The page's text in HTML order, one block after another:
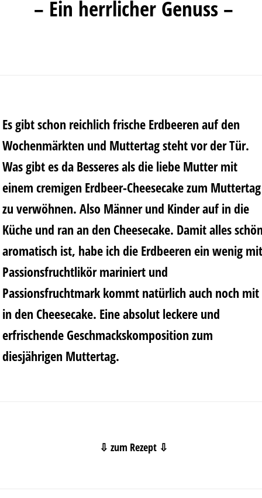
– Ein herrlicher Genuss –
Es gibt schon reichlich frische Erdbeeren auf den
Wochenmärkten und Muttertag steht vor der Tür.
Was gibt es da Besseres als die liebe Mutter mit
einem cremigen Erdbeer-Cheesecake zum Muttertag
zu verwöhnen. Also Männer und Kinder auf in die
Küche und ran an den Cheesecake. Damit alles
aromatisch ist, habe ich die Erdbeeren ein wenig mit
Passionsfruchtlikör mariniert und
Passionsfruchtmark kommt natürlich auch noch mit
in den Cheesecake. Eine absolut leckere und
erfrischende Geschmackskomposition zum
diesjährigen Muttertag.
⇩ zum Rezept ⇩